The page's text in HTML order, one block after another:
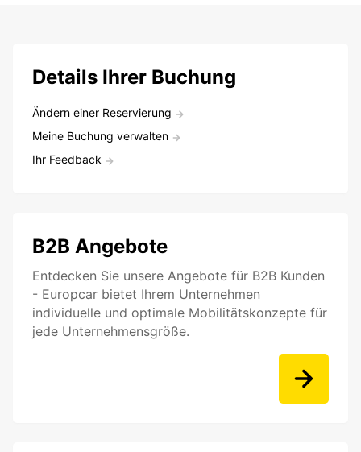
Details Ihrer Buchung
Ändern einer Reservierung
Meine Buchung verwalten
Ihr Feedback
B2B Angebote
Entdecken Sie unsere Angebote für B2B Kunden
- Europcar bietet Ihrem Unternehmen
individuelle und optimale Mobilitätskonzepte für
jede Unternehmensgröße.